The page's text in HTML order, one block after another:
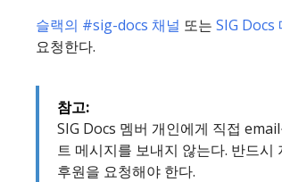
슬랙의 #sig-docs 채널 또는 SIG Docs
요청한다.
참고:
SIG Docs 멤버 개인에게 직접
트 메시지를 보내지 않는다. 반드시
후원을 요청해야 한다.